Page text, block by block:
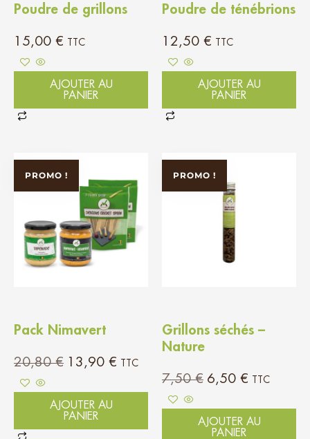
Poudre de grillons
15,00 € TTC
AJOUTER AU
PANIER
Poudre de ténébrions
12,50 € TTC
AJOUTER AU
PANIER
PROMO !
Pack Nimavert
20,80€ 13,90 € TTC
AJOUTER AU
PANIER
PROMO !
Grillons séchés –
Nature
7,50€ 6,50 € TTC
AJOUTER AU
PANIER